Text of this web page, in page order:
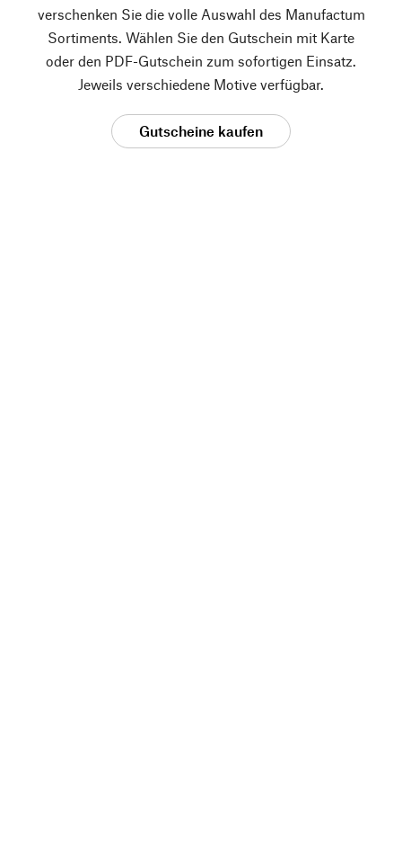
verschenken Sie die volle Auswahl des Manufactum
Sortiments. Wählen Sie den Gutschein mit Karte
oder den PDF-Gutschein zum sofortigen Einsatz.
Jeweils verschiedene Motive verfügbar.
Gutscheine kaufen